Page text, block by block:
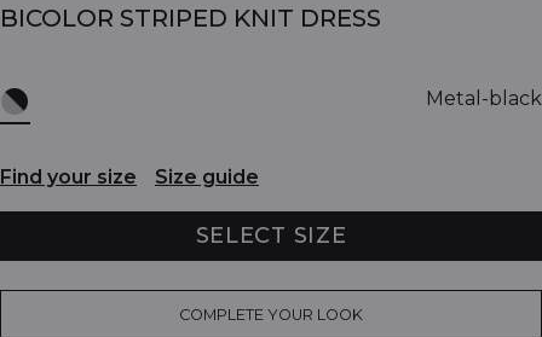
BICOLOR STRIPED KNIT DRESS
Metal-black
Find your size Size guide
SELECT SIZE
COMPLETE YOUR LOOK